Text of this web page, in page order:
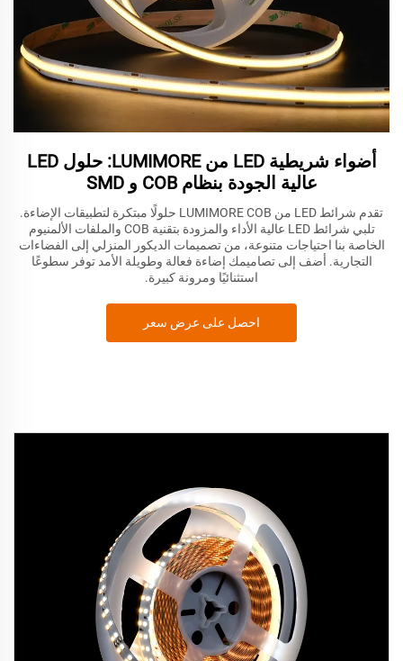
أضواء شريطية LED من LUMIMORE: حلول LED
عالية الجودة بنظام COB و SMD
تقدم شرائط LED من LUMIMORE COB حلولًا مبتكرة لتطبيقات الإضاءة.
تلبي شرائط LED عالية الأداء والمزودة بتقنية COB والملفات الألمنيوم
الخاصة بنا احتياجات متنوعة، من تصميمات الديكور المنزلي إلى الفضاءات
التجارية. أضف إلى تصاميمك إضاءة فعالة وطويلة الأمد توفر سطوعًا
استثنائيًا ومرونة كبيرة.
احصل على عرض سعر